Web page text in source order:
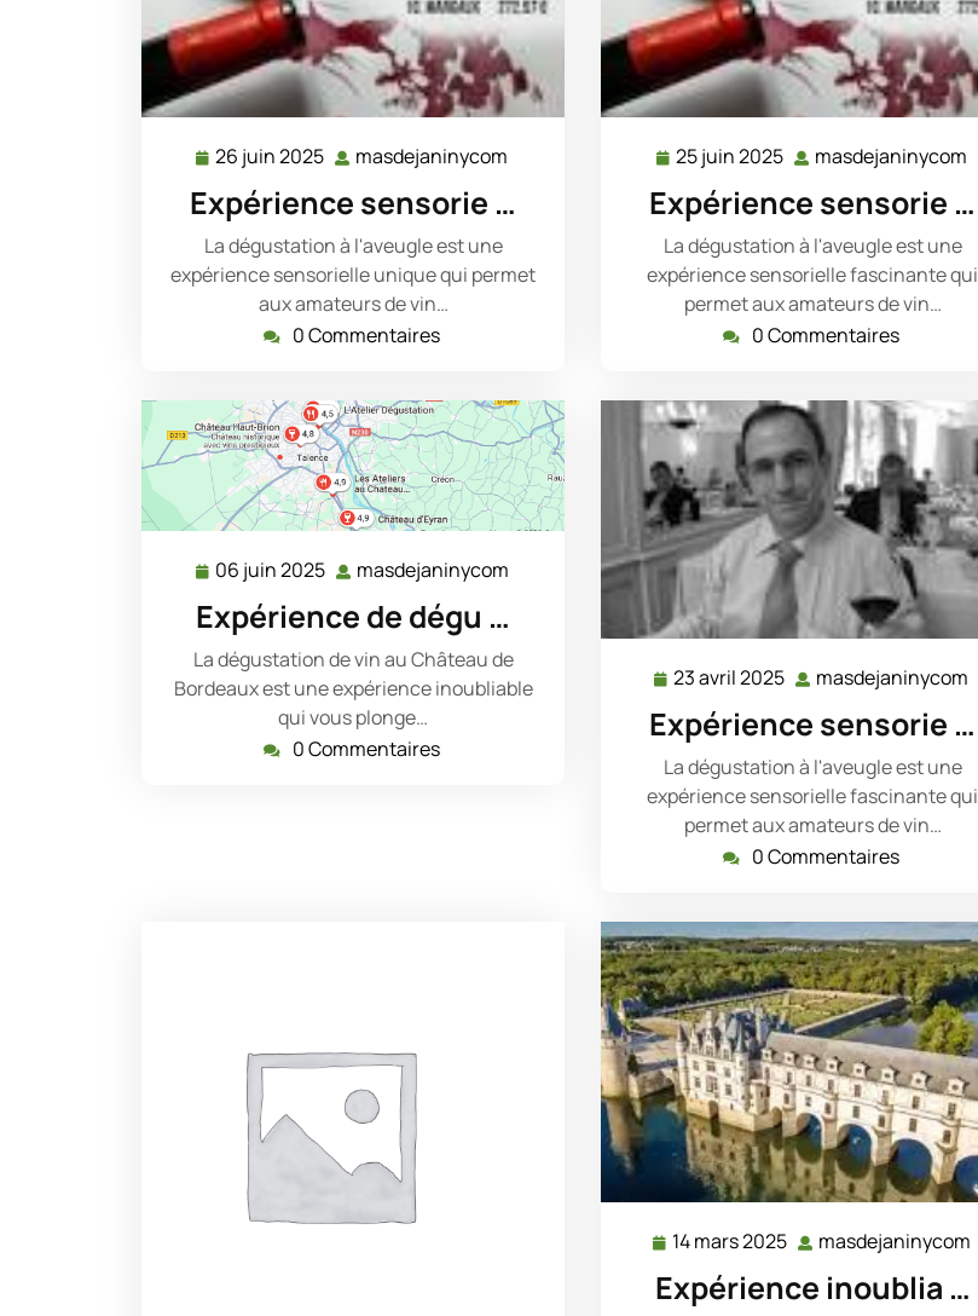
26 juin 2025 26
2025
masdejaninycom masdejaninycom
Expérience sensorie …
La dégustation à l'aveugle est une
expérience sensorielle unique qui permet
aux amateurs de vin…
0 Commentaires
25 juin 2025 25
2025
masdejaninycom
Expérience sensorie …
La dégustation à l'aveugle est une
expérience sensorielle fascinante qui
permet aux amateurs de vin…
0 Commentaires
06 juin 2025 06
2025
masdejaninycom masdejaninycom
Expérience de dégu …
La dégustation de vin au Château de
Bordeaux est une expérience inoubliable
qui vous plonge…
0 Commentaires
23 avril 2025 23
2025
masdejaninycom
Expérience sensorie …
La dégustation à l'aveugle est une
expérience sensorielle fascinante qui
permet aux amateurs de vin…
0 Commentaires
14 mars 2025 14
mars
2025
masdejaninycom
Expérience inoublia …